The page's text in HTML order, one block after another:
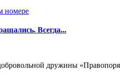
номере
Всегда...
дружины